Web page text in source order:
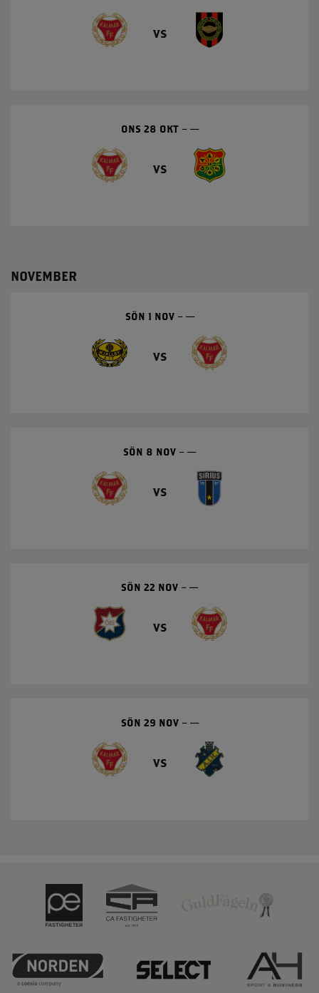
vs
vs
ONS 28 OKT ––
NOVEMBER
vs
SÖN 1 NOV ––
vs
SÖN 8 NOV ––
vs
SÖN 22 NOV ––
vs
SÖN 29 NOV ––